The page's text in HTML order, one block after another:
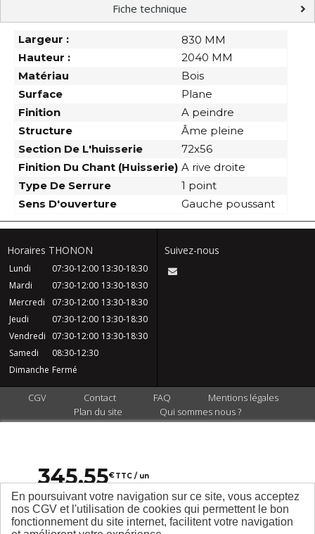
En poursuivant votre navigation sur ce site, vous acceptez
nos CGV et l'utilisation de cookies qui permettent le bon
fonctionnement du site internet, facilitent votre navigation
345,55€TTC / un
Dont écotaxe :1,35 € HT / un
Fiche technique
Largeur :
830 MM
Hauteur :
2040 MM
Matériau
Bois
Surface
Plane
Finition
A peindre
Structure
Âme pleine
Section De L'huisserie
72x56
Finition Du Chant (huisserie) A rive droite
Type De Serrure
1 point
Sens D'ouverture
Gauche poussant
Horaires THONON
Lundi 07:30-12:00 13:30-18:30
Mardi
07:30-12:00 13:30-18:30
Mercredi
07:30-12:00 13:30-18:30
Jeudi
07:30-12:00 13:30-18:30
Vendredi
07:30-12:00 13:30-18:30
Samedi
08:30-12:30
Dimanche Fermé
Suivez-nous
CGV Contact FAQ
Mentions légales
Plan du site
Qui sommes nous ?